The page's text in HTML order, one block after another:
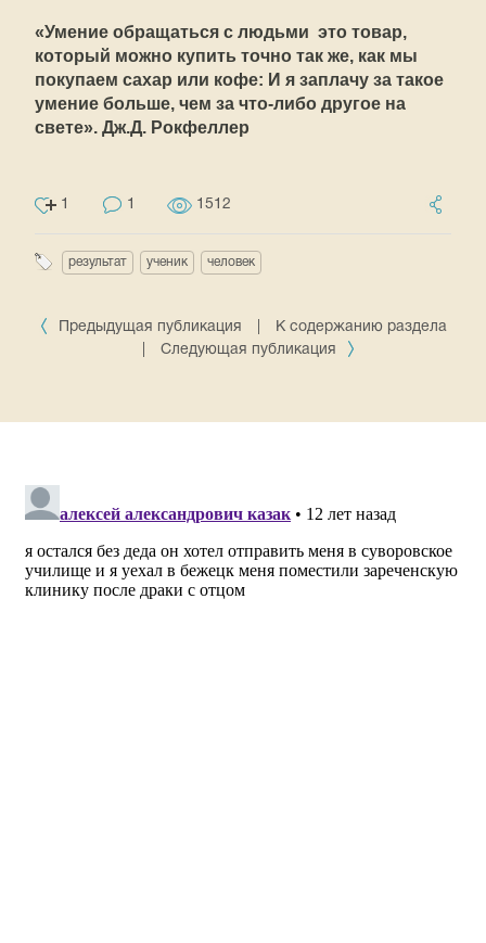
«Умение обращаться с людьми  это товар,
который можно купить точно так же, как мы
покупаем сахар или кофе: И я заплачу за такое
умение больше, чем за что-либо другое на
свете». Дж.Д. Рокфеллер
1 1 1512
результат ученик человек
Предыдущая публикация
К содержанию раздела
Следующая публикация